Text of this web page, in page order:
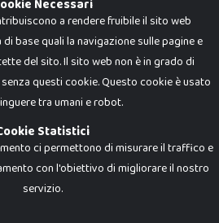
Srl. Ogni riproduzione o utilizzo non
vietato. Tutti i loghi, marchi,
sono di proprietà dei rispettivi titolari.
potrebbero differire da quanto esposto in
Milano (MI)
- C.S. 10.000 i.v.
Necessari
a rendere fruibile il sito web
base quali la navigazione sulle pagine e
del sito. Il sito web non è in grado di
questi cookie. Questo cookie è usato
tra umani e robot.
Statistici
ci permettono di misurare il traffico e
con l'obiettivo di migliorare il nostro
servizio.